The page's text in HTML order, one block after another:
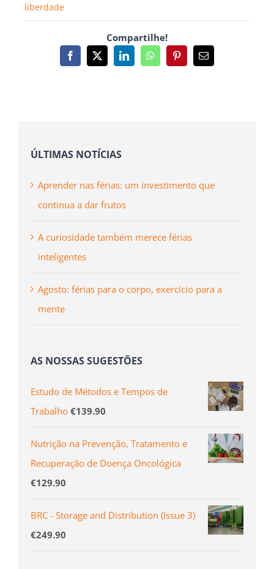
liberdade
Compartilhe!
Facebook
X LinkedInWhatsAppPinterestEmail
(necessário
ÚLTIMAS NOTÍCIAS
Aprender nas férias: um investimento que
continua a dar frutos
A curiosidade também merece férias
inteligentes
Agosto: férias para o corpo, exercício para a
mente
AS NOSSAS SUGESTÕES
Estudo de Métodos e Tempos de
Trabalho €139.90
Nutrição na Prevenção, Tratamento e
Recuperação de Doença Oncológica
€129.90
BRC - Storage and Distribution (Issue 3)
€249.90